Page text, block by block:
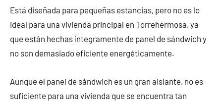
Está diseñada para pequeñas estancias, pero no es lo
ideal para una vivienda principal en Torrehermosa, ya
que están hechas íntegramente de panel de sándwich y
no son demasiado eficiente energéticamente.
Aunque el panel de sándwich es un gran aislante, no es
suficiente para una vivienda que se encuentra tan